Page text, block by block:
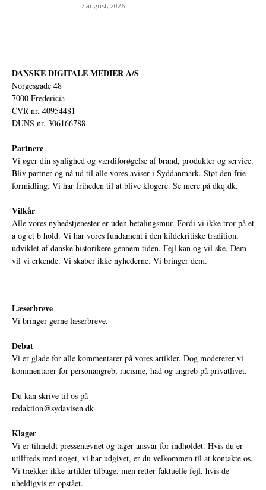
7 august, 2026
DANSKE DIGITALE MEDIER A/S
Norgesgade 48
7000 Fredericia
CVR nr. 40954481
DUNS nr. 306166788
Partnere
Vi øger din synlighed og værdiforøgelse af brand, produkter og service.
Bliv partner og nå ud til alle vores aviser i Syddanmark. Støt den frie
formidling. Vi har friheden til at blive klogere. Se mere på dkq.dk.
Vilkår
Alle vores nyhedstjenester er uden betalingsmur. Fordi vi ikke tror på et
a og et b hold. Vi har vores fundament i den kildekritiske tradition,
udviklet af danske historikere gennem tiden. Fejl kan og vil ske. Dem
vil vi erkende. Vi skaber ikke nyhederne. Vi bringer dem.
Læserbreve
Vi bringer gerne læserbreve.
Debat
Vi er glade for alle kommentarer på vores artikler. Dog modererer vi
kommentarer for personangreb, racisme, had og angreb på privatlivet.
Du kan skrive til os på
redaktion@sydavisen.dk
Klager
Vi er tilmeldt pressenævnet og tager ansvar for indholdet. Hvis du er
utilfreds med noget, vi har udgivet, er du velkommen til at kontakte os.
Vi trækker ikke artikler tilbage, men retter faktuelle fejl, hvis de
uheldigvis er opstået.